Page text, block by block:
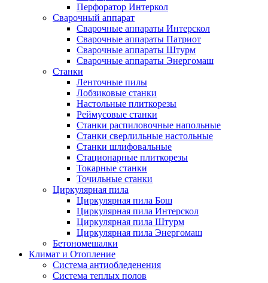
Перфоратор Интеркол
Сварочный аппарат
Сварочные аппараты Интерскол
Сварочные аппараты Патриот
Сварочные аппараты Штурм
Сварочные аппараты Энергомаш
Станки
Ленточные пилы
Лобзиковые станки
Настольные плиткорезы
Реймусовые станки
Станки распиловочные напольные
Станки сверлильные настольные
Станки шлифовальные
Стационарные плиткорезы
Токарные станки
Точильные станки
Циркулярная пила
Циркулярная пила Бош
Циркулярная пила Интерскол
Циркулярная пила Штурм
Циркулярная пила Энергомаш
Бетономешалки
Климат и Отопление
Система антиобледенения
Система теплых полов